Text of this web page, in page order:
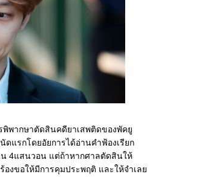
พากษาตัดสินคดียาเสพติดของพัคยู
แรกโดยอัยการได้อ่านคำฟ้องเรียก
4แสนวอน แต่ถ้าหากศาลตัดสินให้
งขอให้มีการคุมประพฤติ และให้จำเล